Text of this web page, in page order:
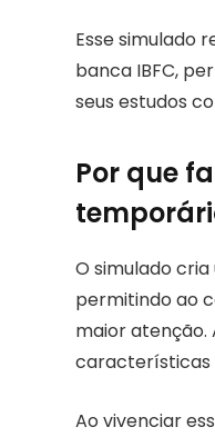
Esse simulado
banca IBFC,
seus estudos
Por que
O simulado
permitindo ao
maior atenção.
características
Ao vivenciar